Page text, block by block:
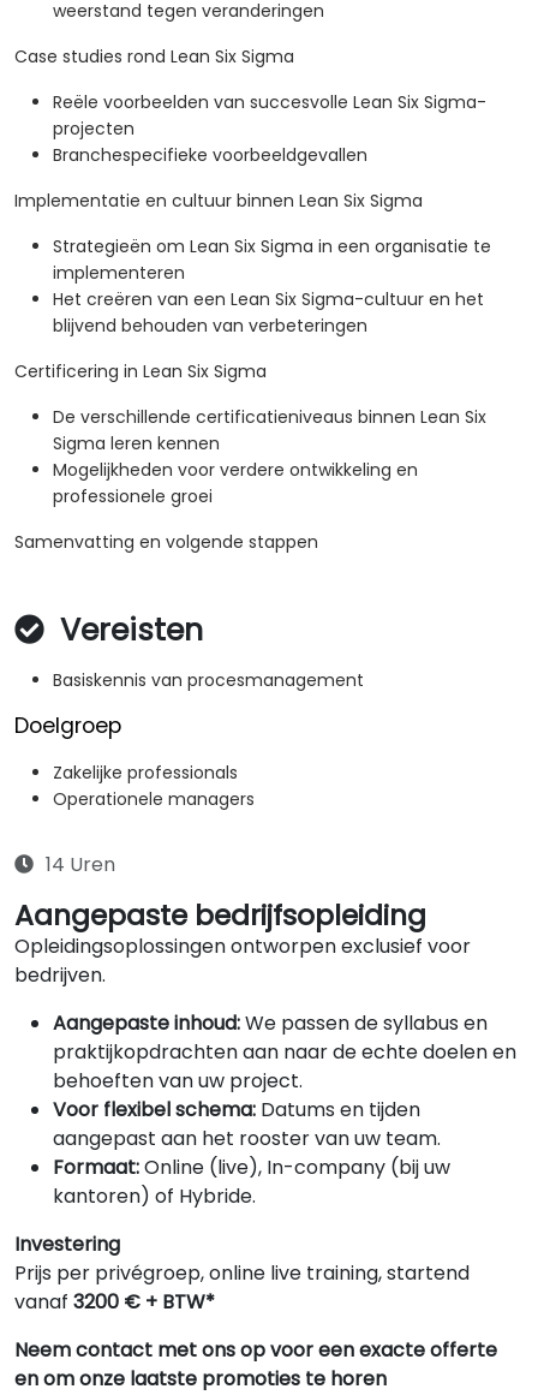
weerstand tegen veranderingen
Case studies rond Lean Six Sigma
Reële voorbeelden van succesvolle Lean Six Sigma-
projecten
Branchespecifieke voorbeeldgevallen
Implementatie en cultuur binnen Lean Six Sigma
Strategieën om Lean Six Sigma in een organisatie te
implementeren
Het creëren van een Lean Six Sigma-cultuur en het
blijvend behouden van verbeteringen
Certificering in Lean Six Sigma
De verschillende certificatieniveaus binnen Lean Six
Sigma leren kennen
Mogelijkheden voor verdere ontwikkeling en
professionele groei
Samenvatting en volgende stappen
Vereisten
Basiskennis van procesmanagement
Doelgroep
Zakelijke professionals
Operationele managers
14 Uren
Aangepaste bedrijfsopleiding
Opleidingsoplossingen ontworpen exclusief voor
bedrijven.
Aangepaste inhoud:We passen de syllabus en
praktijkopdrachten aan naar de echte doelen en
behoeften van uw project.
Voor flexibel schema: Datums en tijden
aangepast aan het rooster van uw team.
Formaat:Online (live), In-company (bij uw
kantoren) of Hybride.
Investering
Prijs per privégroep, online live training, startend
vanaf 3200 € + BTW*
Neem contact met ons op voor een exacte offerte
en om onze laatste promoties te horen